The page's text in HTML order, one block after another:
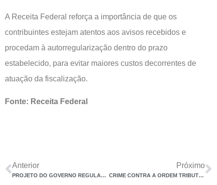
A Receita Federal reforça a importância de que os
contribuintes estejam atentos aos avisos recebidos e
procedam à autorregularização dentro do prazo
estabelecido, para evitar maiores custos decorrentes de
atuação da fiscalização.
Fonte: Receita Federal
Anterior
PROJETO DO GOVERNO REGULAMENTA ISENÇÃO PARA CRÉDITOS FISCAIS
Próximo
CRIME CONTRA A ORDEM TRIBUTÁRIA SÓ OCORRE SE HOUVER DOLO, DECIDE JUÍZA